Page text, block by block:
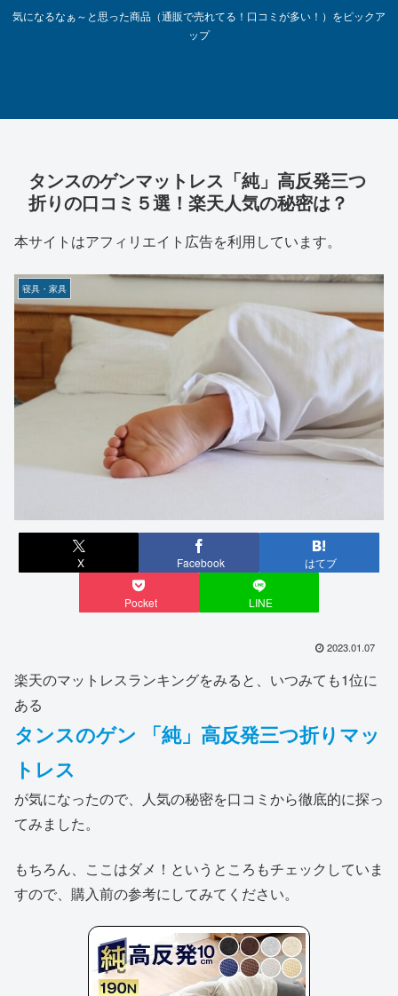
気になるなぁ～と思った商品（通販で売れてる！口コミが多い！）をピックア
ップ
タンスのゲンマットレス「純」高反発三つ
折りの口コミ５選！楽天人気の秘密は？
本サイトはアフィリエイト広告を利用しています。
寝具・家具
X Facebook はてブ
Pocket LINE
2023.01.07
楽天のマットレスランキングをみると、いつみても1位に
ある
タンスのゲン 「純」高反発三つ折りマッ
トレス
が気になったので、人気の秘密を口コミから徹底的に探っ
てみました。
もちろん、ここはダメ！というところもチェックしていま
すので、購入前の参考にしてみてください。